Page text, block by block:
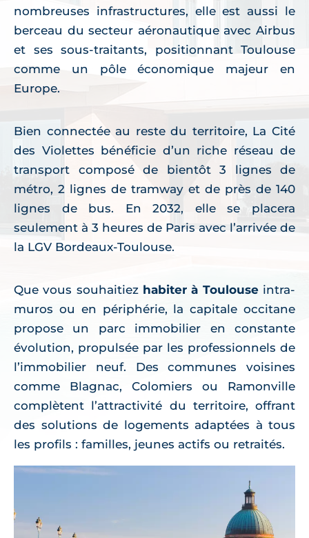
nombreuses infrastructures, elle est aussi le
berceau du secteur aéronautique avec Airbus
et ses sous-traitants, positionnant Toulouse
comme un pôle économique majeur en
Europe.
Bien connectée au reste du territoire, La Cité
des Violettes bénéficie d’un riche réseau de
transport composé de bientôt 3 lignes de
métro, 2 lignes de tramway et de près de 140
lignes de bus. En 2032, elle se placera
seulement à 3 heures de Paris avec l’arrivée de
la LGV Bordeaux-Toulouse.
Que vous souhaitiez habiter à Toulouseintra-
muros ou en périphérie, la capitale occitane
propose un parc immobilier en constante
évolution, propulsée par les professionnels de
l’immobilier neuf. Des communes voisines
comme Blagnac, Colomiers ou Ramonville
complètent l’attractivité du territoire, offrant
des solutions de logements adaptées à tous
les profils : familles, jeunes actifs ou retraités.